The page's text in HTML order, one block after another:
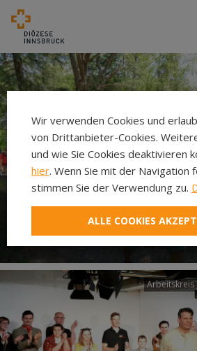
Neuer Pilgerweg
Laudato si’
Arbeitskreis
Wir verwenden Cookies und
von Drittanbieter-Cookies.
und wie Sie Cookies deaktivieren
hier. Wenn Sie mit der Navigation
stimmen Sie der Verwendung zu.
ALLE COOKIES